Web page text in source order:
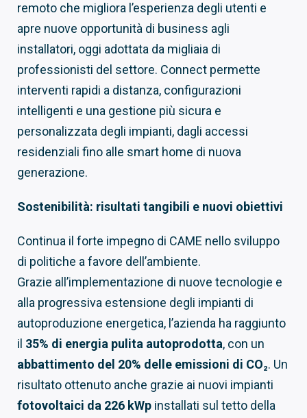
remoto che migliora l’esperienza degli utenti e
apre nuove opportunità di business agli
installatori, oggi adottata da migliaia di
professionisti del settore. Connect permette
interventi rapidi a distanza, configurazioni
intelligenti e una gestione più sicura e
personalizzata degli impianti, dagli accessi
residenziali fino alle smart home di nuova
generazione.
Sostenibilità: risultati tangibili e nuovi obiettivi
Continua il forte impegno di CAME nello sviluppo
di politiche a favore dell’ambiente.
Grazie all’implementazione di nuove tecnologie e
alla progressiva estensione degli impianti di
autoproduzione energetica, l’azienda ha raggiunto
il 35% di energia pulita autoprodotta, con un
abbattimento del 20% delle emissioni di CO₂. Un
risultato ottenuto anche grazie ai nuovi impianti
fotovoltaici da 226 kWp installati sul tetto della